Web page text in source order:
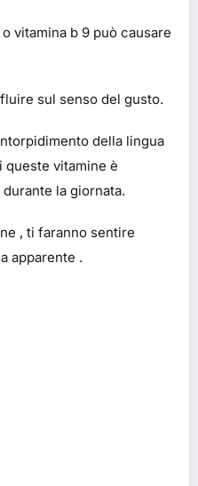
vitamina b 9 può causare
sul senso del gusto.
della lingua
queste vitamine è
la giornata.
, ti faranno sentire
apparente .